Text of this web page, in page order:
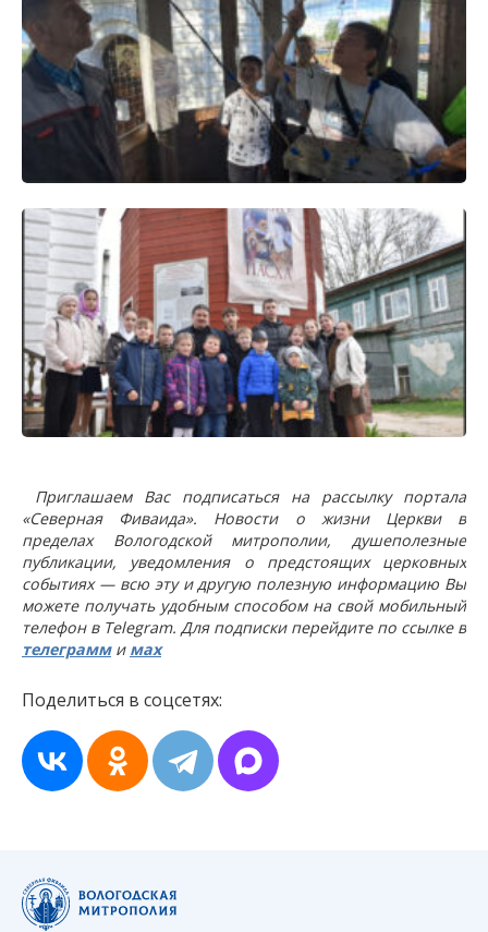
Приглашаем Вас подписаться на рассылку портала
«Северная Фиваида». Новости о жизни Церкви в
пределах Вологодской митрополии, душеполезные
публикации, уведомления о предстоящих церковных
событиях — всю эту и другую полезную информацию Вы
можете получать удобным способом на свой мобильный
телефон в Telegram. Для подписки перейдите по ссылке в
телеграмми мах
Поделиться в соцсетях: